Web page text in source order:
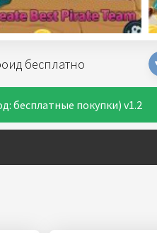
бесплатно
бесплатные покупки) v1.2